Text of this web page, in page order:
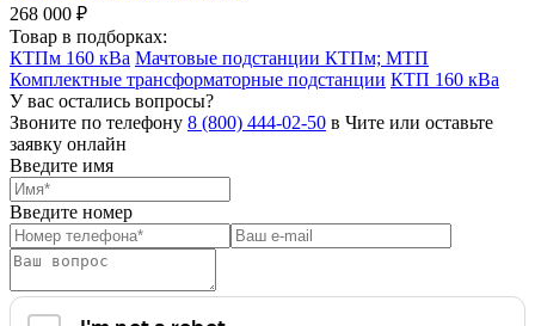
268 000 ₽
Товар в подборках:
КТПм 160 кВа Мачтовые подстанции КТПм; МТП
Комплектные трансформаторные подстанции КТП 160 кВа
У вас остались вопросы?
Звоните по телефону 8 (800) 444-02-50 в Чите или оставьте
заявку онлайн
Введите имя
Введите номер